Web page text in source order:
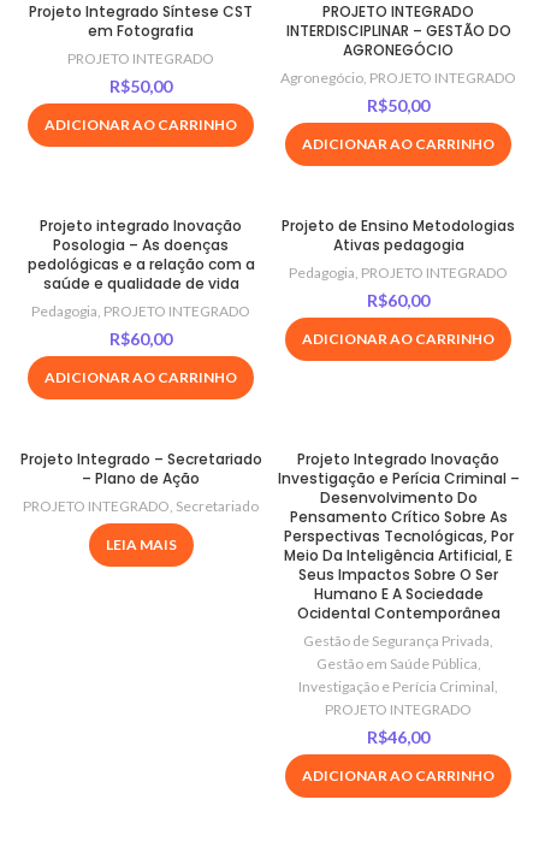
Projeto Integrado Síntese CST
em Fotografia
PROJETO INTEGRADO
R$50,00
ADICIONAR AO CARRINHO
PROJETO INTEGRADO
INTERDISCIPLINAR – GESTÃO DO
AGRONEGÓCIO
Agronegócio, PROJETO INTEGRADO
R$50,00
ADICIONAR AO CARRINHO
Projeto integrado Inovação
Posologia – As doenças
pedológicas e a relação com a
saúde e qualidade de vida
Pedagogia, PROJETO INTEGRADO
R$60,00
ADICIONAR AO CARRINHO
Projeto de Ensino Metodologias
Ativas pedagogia
Pedagogia, PROJETO INTEGRADO
R$60,00
ADICIONAR AO CARRINHO
Projeto Integrado – Secretariado
– Plano de Ação
PROJETO INTEGRADO, Secretariado
LEIA MAIS
Projeto Integrado Inovação
Investigação e Perícia Criminal –
Desenvolvimento Do
Pensamento Crítico Sobre As
Perspectivas Tecnológicas, Por
Meio Da Inteligência Artificial, E
Seus Impactos Sobre O Ser
Humano E A Sociedade
Ocidental Contemporânea
Gestão de Segurança Privada,
Gestão em Saúde Pública,
Investigação e Perícia Criminal,
PROJETO INTEGRADO
R$46,00
ADICIONAR AO CARRINHO